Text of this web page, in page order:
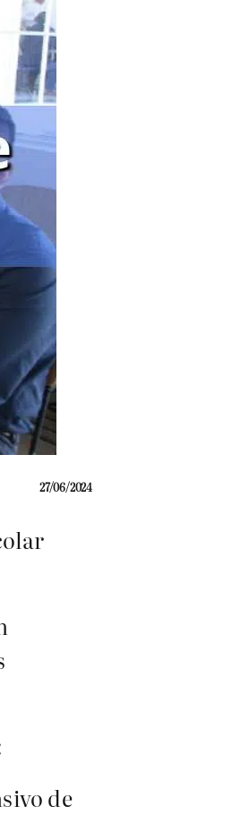
27/06/2024
de